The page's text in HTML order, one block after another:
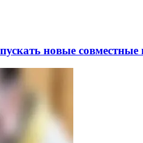
новые совместные